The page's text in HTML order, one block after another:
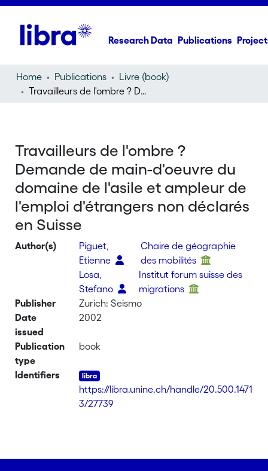
Research Data Publications
Home Publications
Livre (book)
Travailleurs de l'ombre ? Demande de main-d'oeuvre du domaine de l'asile et ampleur de l'emploi d'étrangers non déclarés en Suisse
Travailleurs de l'ombre ?
Demande de main-d'oeuvre du
domaine de l'asile et ampleur de
l'emploi d'étrangers non déclarés
en Suisse
Author(s)
Piguet,
Etienne
Chaire de géographie
des mobilités
Losa,
Stefano
Institut forum suisse des
migrations
Publisher
Zurich: Seismo
Date
issued
2002
Publication
type
book
Identifiers
https://libra.unine.ch/handle/20.500.1471
3/27739